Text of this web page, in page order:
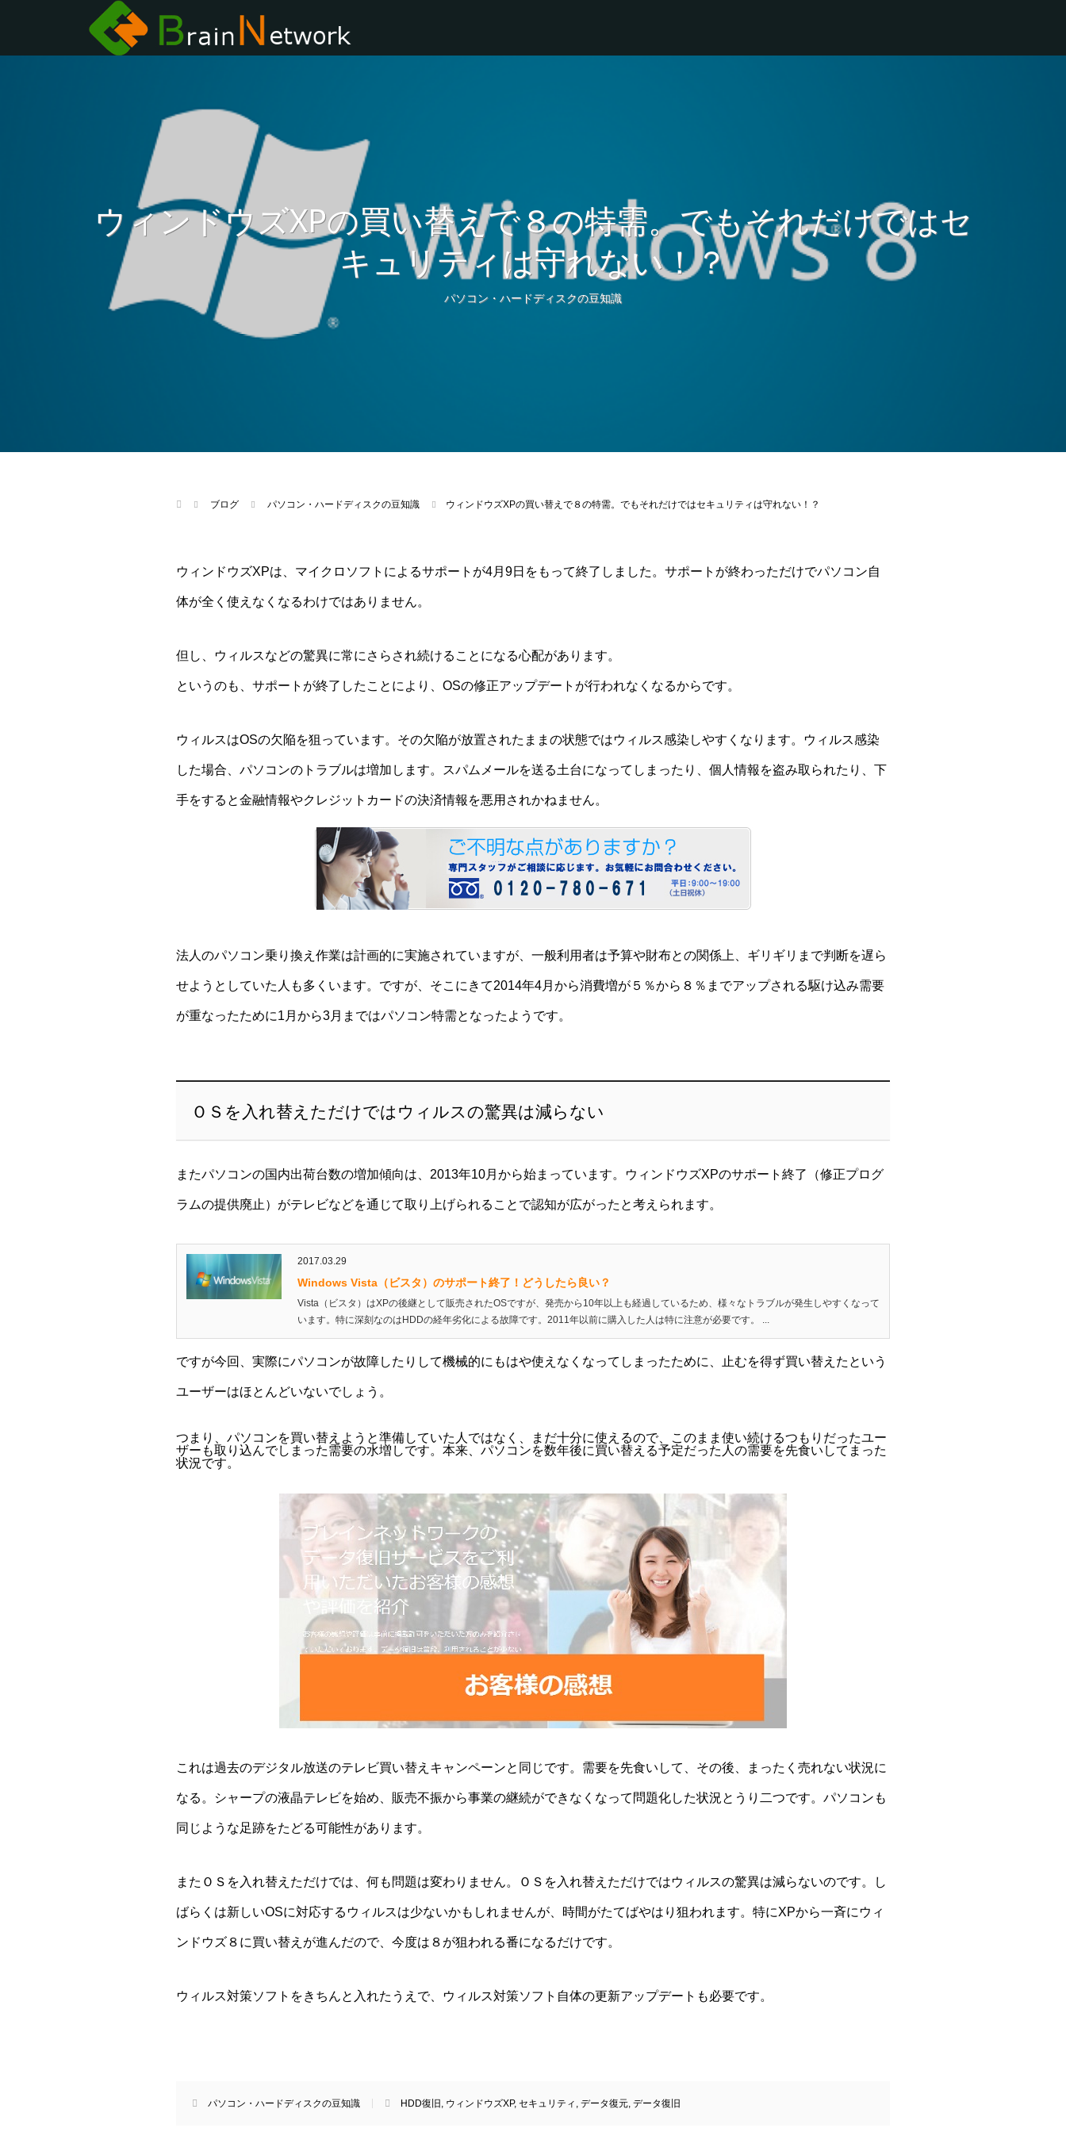
ウィンドウズXPの買い替えで８の特需。でもそれだけではセ
キュリティは守れない！？
パソコン・ハードディスクの豆知識
ブログ パソコン・ハードディスクの豆知識 ウィンドウズXPの買い替えで８の特需。でもそれだけではセキュリティは守れない！？
ウィンドウズXPは、マイクロソフトによるサポートが4月9日をもって終了しました。サポートが終わっただけでパソコン自
体が全く使えなくなるわけではありません。
但し、ウィルスなどの驚異に常にさらされ続けることになる心配があります。
というのも、サポートが終了したことにより、OSの修正アップデートが行われなくなるからです。
ウィルスはOSの欠陥を狙っています。その欠陥が放置されたままの状態ではウィルス感染しやすくなります。ウィルス感染
した場合、パソコンのトラブルは増加します。スパムメールを送る土台になってしまったり、個人情報を盗み取られたり、下
手をすると金融情報やクレジットカードの決済情報を悪用されかねません。
法人のパソコン乗り換え作業は計画的に実施されていますが、一般利用者は予算や財布との関係上、ギリギリまで判断を遅ら
せようとしていた人も多くいます。ですが、そこにきて2014年4月から消費増が５％から８％までアップされる駆け込み需要
が重なったために1月から3月まではパソコン特需となったようです。
ＯＳを入れ替えただけではウィルスの驚異は減らない
またパソコンの国内出荷台数の増加傾向は、2013年10月から始まっています。ウィンドウズXPのサポート終了（修正プログ
ラムの提供廃止）がテレビなどを通じて取り上げられることで認知が広がったと考えられます。
2017.03.29
Windows Vista（ビスタ）のサポート終了！どうしたら良い？
Vista（ビスタ）はXPの後継として販売されたOSですが、発売から10年以上も経過しているため、様々なトラブルが発生しやすくなって
います。特に深刻なのはHDDの経年劣化による故障です。2011年以前に購入した人は特に注意が必要です。 ...
ですが今回、実際にパソコンが故障したりして機械的にもはや使えなくなってしまったために、止むを得ず買い替えたという
ユーザーはほとんどいないでしょう。
つまり、パソコンを買い替えようと準備していた人ではなく、まだ十分に使えるので、このまま使い続けるつもりだったユー
ザーも取り込んでしまった需要の水増しです。本来、パソコンを数年後に買い替える予定だった人の需要を先食いしてまった
状況です。
これは過去のデジタル放送のテレビ買い替えキャンペーンと同じです。需要を先食いして、その後、まったく売れない状況に
なる。シャープの液晶テレビを始め、販売不振から事業の継続ができなくなって問題化した状況とうり二つです。パソコンも
同じような足跡をたどる可能性があります。
またＯＳを入れ替えただけでは、何も問題は変わりません。ＯＳを入れ替えただけではウィルスの驚異は減らないのです。し
ばらくは新しいOSに対応するウィルスは少ないかもしれませんが、時間がたてばやはり狙われます。特にXPから一斉にウィ
ンドウズ８に買い替えが進んだので、今度は８が狙われる番になるだけです。
ウィルス対策ソフトをきちんと入れたうえで、ウィルス対策ソフト自体の更新アップデートも必要です。
パソコン・ハードディスクの豆知識 HDD復旧 ウィンドウズXP, セキュリティ データ復元 データ復旧